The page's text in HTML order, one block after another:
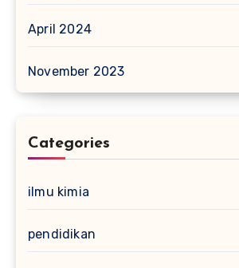
April 2024
November 2023
Categories
ilmu kimia
pendidikan